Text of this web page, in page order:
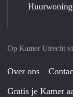
Op Kamer Utrecht
Over ons
Gratis je Kamer